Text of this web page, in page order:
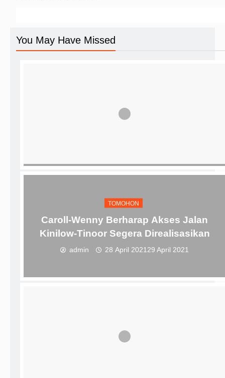
You May Have Missed
Yang Menunggak
TOMOHON
Caroll-Wenny Berharap Akses Jalan
Kinilow-Tinoor Segera Direalisasikan
admin 28 April 2021 29 April 2021
Adrian Ngenget: Banyak Memang Yang